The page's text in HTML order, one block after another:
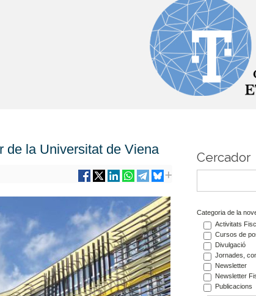
de la Universitat de Viena
Cercador
Categoria de la
Activitats
Cursos de
Divulgació
Jornades,
Newsletter
Newsletter
Publicacions